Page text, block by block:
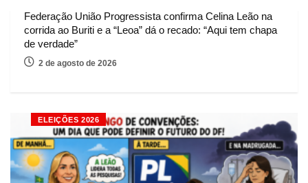
Federação União Progressista confirma Celina Leão na
corrida ao Buriti e a “Leoa” dá o recado: “Aqui tem chapa
de verdade”
2 de agosto de 2026
ELEIÇÕES 2026